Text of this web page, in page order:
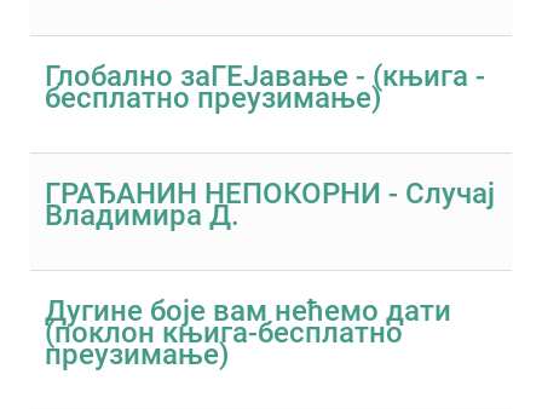
Глобално заГЕЈавање - (књига -
бесплатно преузимање)
ГРАЂАНИН НЕПОКОРНИ - Случај
Владимира Д.
Дугине боје вам нећемо дати
(поклон књига-бесплатно
преузимање)